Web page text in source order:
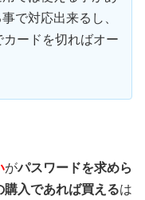
で対応出来るし、
ードを切ればオー
がパスワードを求めら
入であれば買えるは